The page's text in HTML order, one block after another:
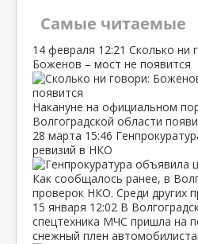
Самые читаемые
14 февраля 12:21 Сколько ни
Боженов – мост не появится
Накануне на официальном
Волгоградской области
28 марта 15:46
ревизий в НКО
Как сообщалось ранее, в
проверок НКО. Среди других
15 января 12:02 В
спецтехника МЧС пришла на
снежный плен